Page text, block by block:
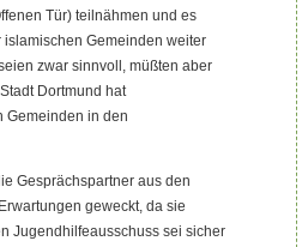
Tür) teilnähmen und es
Gemeinden weiter
zwar sinnvoll, müßten aber
Dortmund hat
Gemeinden in den
Gesprächspartner aus den
geweckt, da sie
Jugendhilfeausschuss sei sicher